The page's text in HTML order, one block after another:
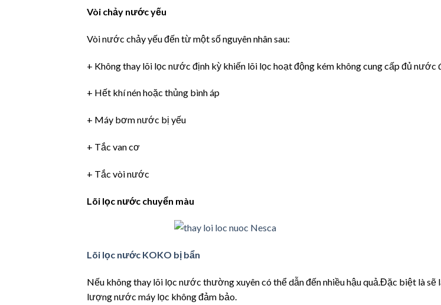
Vòi chảy nước yếu
Vòi nước chảy yếu đến từ một số nguyên nhân sau:
+ Không thay lõi lọc nước định kỳ khiến lõi lọc hoạt động kém không cung cấp đủ nước
+ Hết khí nén hoặc thủng bình áp
+ Máy bơm nước bị yếu
+ Tắc van cơ
+ Tắc vòi nước
Lõi lọc nước chuyển màu
Lõi lọc nước KOKO bị bẩn
Nếu không thay lõi lọc nước thường xuyên có thể dẫn đến nhiều hậu quả.Đặc biệt là sẽ
lượng nước máy lọc không đảm bảo.